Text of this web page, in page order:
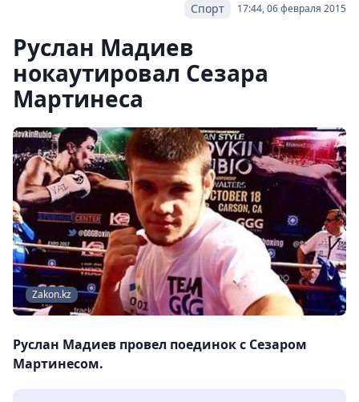
17:44, 06 февраля 2015
Спорт
Руслан Мадиев
нокаутировал Сезара
Мартинеса
Zakon.kz
Руслан Мадиев провел поединок с Сезаром
Мартинесом.